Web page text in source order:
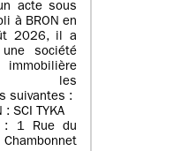
acte sous
à BRON en
2026, il a
société
les
suivantes :
: SCI TYKA
: 1 Rue du